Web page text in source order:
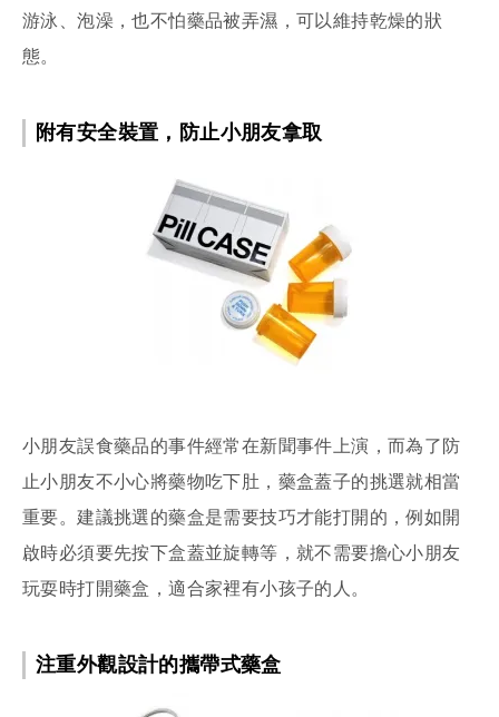
游泳、泡澡，也不怕藥品被弄濕，可以維持乾燥的狀
態。
附有安全裝置，防止小朋友拿取
小朋友誤食藥品的事件經常在新聞事件上演，而為了防
止小朋友不小心將藥物吃下肚，藥盒蓋子的挑選就相當
重要。建議挑選的藥盒是需要技巧才能打開的，例如開
啟時必須要先按下盒蓋並旋轉等，就不需要擔心小朋友
玩耍時打開藥盒，適合家裡有小孩子的人。
注重外觀設計的攜帶式藥盒